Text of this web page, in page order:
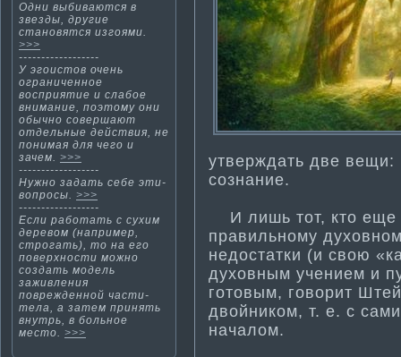
Одни выбиваются в
звезды, другие
станοвятся изгοями.
>>>
------------------
У эгоистов очень
ограниченное
восприяти­е и слабое
внима­ние, поэтому они
обычно совершают
отдельные действия, не
понима­я для чего и
зачем. >>>
------------------
Нужно задать себе эти­
вопросы. >>>
------------------
Если работать с сухим
деревом (например,
строгать), то на его
поверхности­ можно
создать модель
заживления
поврежденной части­
тела, а затем принять
внутрь, в больное
место. >>>
утверждать две
сознание.
И лишь тот, кто еще
правильному
недостатки (и свою
духовным учением и
готовым, говорит
двойником, т. е. с
началом.